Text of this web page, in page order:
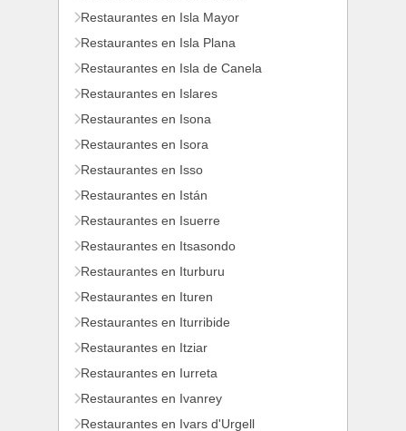
Restaurantes en Isla Mayor
Restaurantes en Isla Plana
Restaurantes en Isla de Canela
Restaurantes en Islares
Restaurantes en Isona
Restaurantes en Isora
Restaurantes en Isso
Restaurantes en Istán
Restaurantes en Isuerre
Restaurantes en Itsasondo
Restaurantes en Iturburu
Restaurantes en Ituren
Restaurantes en Iturribide
Restaurantes en Itziar
Restaurantes en Iurreta
Restaurantes en Ivanrey
Restaurantes en Ivars d'Urgell